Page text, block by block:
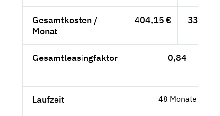
Gesamtkosten /
Monat
404,15 € 339,63
Gesamtleasingfaktor 0,84
Laufzeit 48 Monate